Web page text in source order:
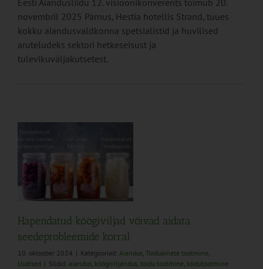
Eesti Aiandusliidu 12. visioonikonverents toimub 20.
novembril 2025 Pärnus, Hestia hotellis Strand, tuues
kokku aiandusvaldkonna spetsialistid ja huvilised
aruteludeks sektori hetkeseisust ja
tulevikuväljakutsetest.
Hapendatud köögiviljad võivad aidata
seedeprobleemide korral
10. oktoober 2024 | Kategooriad: Aiandus, Toiduainete tootmine,
Uudised | Sildid: aiandus, köögiviljandus, toidu tootmine, toidutootmine